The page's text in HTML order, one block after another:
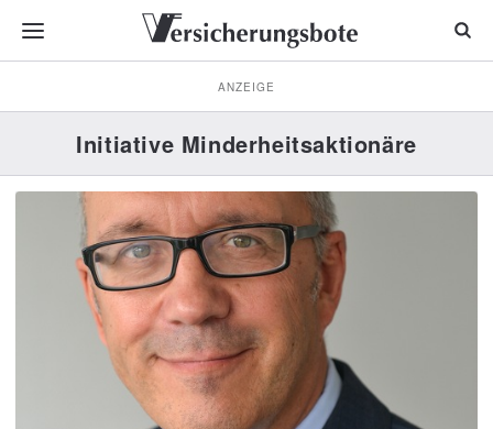
ANZEIGE
Initiative Minderheitsaktionäre